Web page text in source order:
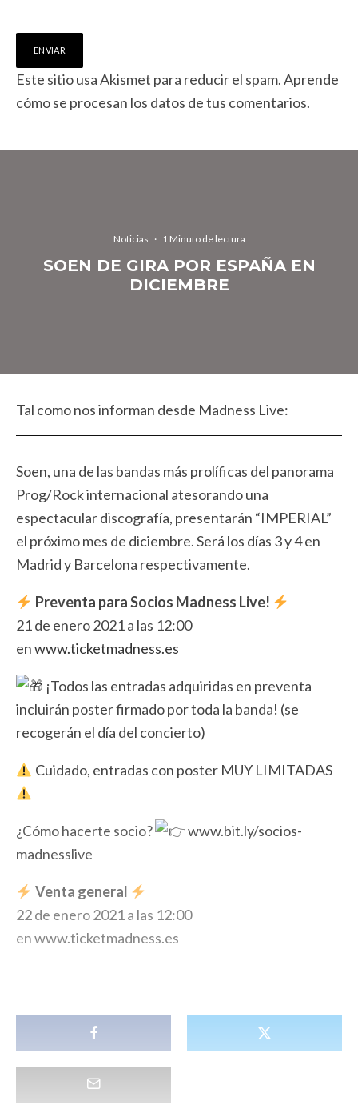
Este sitio usa Akismet para reducir el spam.Aprende
cómo se procesan los datos de tus comentarios.
Noticias · 1 Minuto de lectura
SOEN DE GIRA POR ESPAÑA EN
DICIEMBRE
Tal como nos informan desde Madness Live:
Soen, una de las bandas más prolíficas del panorama
Prog/Rock internacional atesorando una
espectacular discografía, presentarán “IMPERIAL”
el próximo mes de diciembre. Será los días 3 y 4 en
Madrid y Barcelona respectivamente.
Preventa para Socios Madness Live!
21 de enero 2021 a las 12:00
enwww.ticketmadness.es
¡Todos las entradas adquiridas en preventa
incluirán poster firmado por toda la banda! (se
recogerán el día del concierto)
Cuidado, entradas con poster MUY LIMITADAS
¿Cómo hacerte socio?
www.bit.ly/socios-
madnesslive
Venta general
22 de enero 2021 a las 12:00
enwww.ticketmadness.es